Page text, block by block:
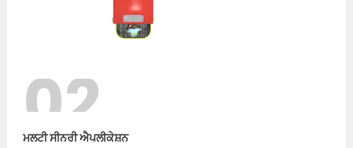
02
ਮਲਟੀ ਸੀਨਰੀ ਐਪਲੀਕੇਸ਼ਨ